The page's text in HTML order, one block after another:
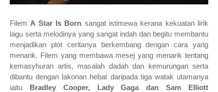
Filem A Star Is Born sangat istimewa kerana kekuatan lirik
lagu serta melodinya yang sangat indah dan begitu membantu
menjadikan plot ceritanya berkembang dengan cara yang
menarik. Filem yang membawa mesej yang menarik tentang
kemasyhuran artis, masalah dadah dan kemurungan serta
dibantu dengan lakonan hebat daripada tiga watak utamanya
iaitu Bradley Cooper, Lady Gaga dan Sam Elliott